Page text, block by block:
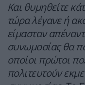
Και θυμηθείτε
τώρα λέγανε ή
είμασταν
συνωμοσίας θα
οποίοι πρώτοι
πολιτευτούν